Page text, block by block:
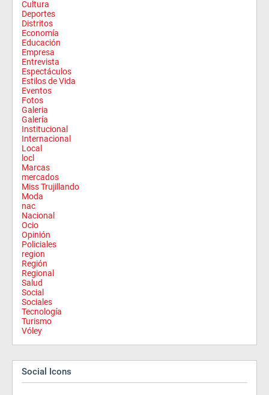
Cultura
Deportes
Distritos
Economía
Educación
Empresa
Entrevista
Espectáculos
Estilos de Vida
Eventos
Fotos
Galeria
Galería
Institucional
Internacional
Local
locl
Marcas
mercados
Miss Trujillando
Moda
nac
Nacional
Ocio
Opinión
Policiales
region
Región
Regional
Salud
Social
Sociales
Tecnología
Turismo
Vóley
Social Icons